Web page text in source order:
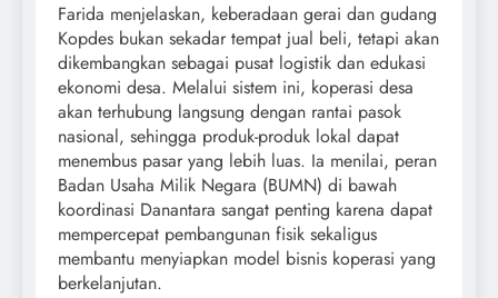
Farida menjelaskan, keberadaan gerai dan gudang
Kopdes bukan sekadar tempat jual beli, tetapi akan
dikembangkan sebagai pusat logistik dan edukasi
ekonomi desa. Melalui sistem ini, koperasi desa
akan terhubung langsung dengan rantai pasok
nasional, sehingga produk-produk lokal dapat
menembus pasar yang lebih luas. Ia menilai, peran
Badan Usaha Milik Negara (BUMN) di bawah
koordinasi Danantara sangat penting karena dapat
mempercepat pembangunan fisik sekaligus
membantu menyiapkan model bisnis koperasi yang
berkelanjutan.